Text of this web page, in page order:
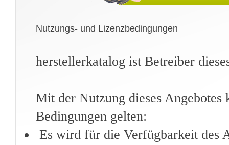
Nutzungs- und Lizenzbedingungen
herstellerkatalog ist Betreiber
Mit der Nutzung dieses
Bedingungen gelten:
Es wird für die Verfügbarkeit des